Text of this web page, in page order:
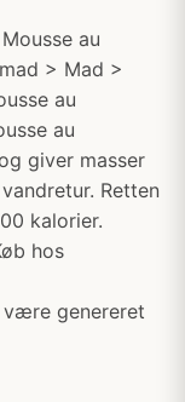
au
> Mad >
au
au
giver masser
Retten
kalorier.
hos
være genereret